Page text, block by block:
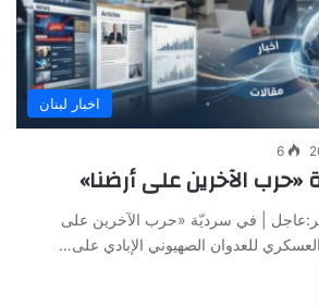
اخبار لبنان
6
الآخرين على أرضنا»
| في سرديّة «حرب الآخرين على
للعدوان الصهيوني الإبادي على…